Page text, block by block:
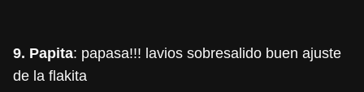
9. Papita: papasa!!! lavios sobresalido buen ajuste
de la flakita